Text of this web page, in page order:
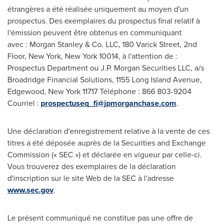
étrangères a été réalisée uniquement au moyen d'un
prospectus. Des exemplaires du prospectus final relatif à
l'émission peuvent être obtenus en communiquant
avec : Morgan Stanley & Co. LLC, 180 Varick Street, 2nd
Floor, New York, New York 10014, à l'attention de :
Prospectus Department ou J.P. Morgan Securities LLC, a/s
Broadridge Financial Solutions, 1155 Long Island Avenue,
Edgewood, New York 11717 Téléphone : 866 803-9204
Courriel : prospectuseq_fi@jpmorganchase.com.
Une déclaration d'enregistrement relative à la vente de ces
titres a été déposée auprès de la Securities and Exchange
Commission (« SEC ») et déclarée en vigueur par celle-ci.
Vous trouverez des exemplaires de la déclaration
d'inscription sur le site Web de la SEC à l'adresse
www.sec.gov.
Le présent communiqué ne constitue pas une offre de